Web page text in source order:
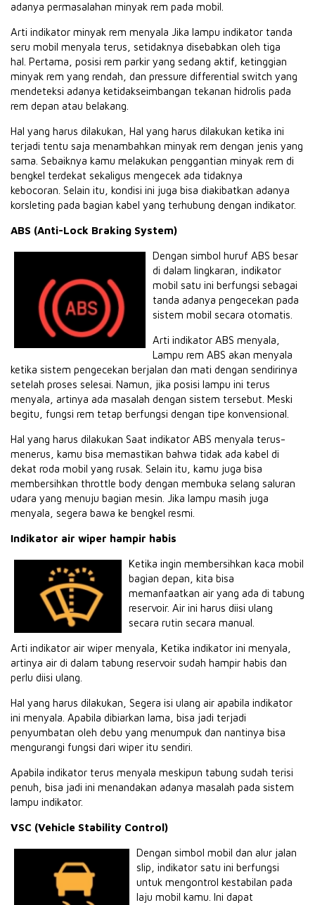
adanya permasalahan minyak rem pada mobil.
Arti indikator minyak rem menyala Jika lampu indikator tanda
seru mobil menyala terus, setidaknya disebabkan oleh tiga
hal. Pertama, posisi rem parkir yang sedang aktif, ketinggian
minyak rem yang rendah, dan pressure differential switch yang
mendeteksi adanya ketidakseimbangan tekanan hidrolis pada
rem depan atau belakang.
Hal yang harus dilakukan, Hal yang harus dilakukan ketika ini
terjadi tentu saja menambahkan minyak rem dengan jenis yang
sama. Sebaiknya kamu melakukan penggantian minyak rem di
bengkel terdekat sekaligus mengecek ada tidaknya
kebocoran. Selain itu, kondisi ini juga bisa diakibatkan adanya
korsleting pada bagian kabel yang terhubung dengan indikator.
ABS (Anti-Lock Braking System)
Dengan simbol huruf ABS besar
di dalam lingkaran, indikator
mobil satu ini berfungsi sebagai
tanda adanya pengecekan pada
sistem mobil secara otomatis.
Arti indikator ABS menyala,
Lampu rem ABS akan menyala
ketika sistem pengecekan berjalan dan mati dengan sendirinya
setelah proses selesai. Namun, jika posisi lampu ini terus
menyala, artinya ada masalah dengan sistem tersebut. Meski
begitu, fungsi rem tetap berfungsi dengan tipe konvensional.
Hal yang harus dilakukan Saat indikator ABS menyala terus-
menerus, kamu bisa memastikan bahwa tidak ada kabel di
dekat roda mobil yang rusak. Selain itu, kamu juga bisa
membersihkan throttle body dengan membuka selang saluran
udara yang menuju bagian mesin. Jika lampu masih juga
menyala, segera bawa ke bengkel resmi.
Indikator air wiper hampir habis
Ketika ingin membersihkan kaca mobil
bagian depan, kita bisa
memanfaatkan air yang ada di tabung
reservoir. Air ini harus diisi ulang
secara rutin secara manual.
Arti indikator air wiper menyala, Ketika indikator ini menyala,
artinya air di dalam tabung reservoir sudah hampir habis dan
perlu diisi ulang.
Hal yang harus dilakukan, Segera isi ulang air apabila indikator
ini menyala. Apabila dibiarkan lama, bisa jadi terjadi
penyumbatan oleh debu yang menumpuk dan nantinya bisa
mengurangi fungsi dari wiper itu sendiri.
Apabila indikator terus menyala meskipun tabung sudah terisi
penuh, bisa jadi ini menandakan adanya masalah pada sistem
lampu indikator.
VSC (Vehicle Stability Control)
Dengan simbol mobil dan alur jalan
slip, indikator satu ini berfungsi
untuk mengontrol kestabilan pada
laju mobil kamu. Ini dapat